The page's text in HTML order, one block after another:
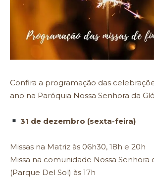
Confira a programação das
ano na Paróquia Nossa Senhora da
31 de dezembro (sexta-feira)
Missas na Matriz às 06h30, 18h e 20h
Missa na comunidade Nossa Senhora
(Parque Del Sol) às 17h